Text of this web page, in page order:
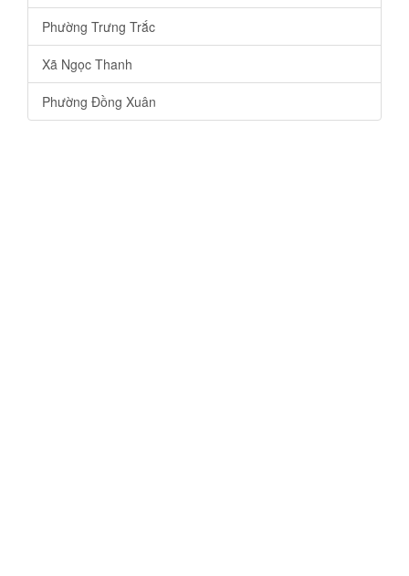
Phường Trưng Trắc
Xã Ngọc Thanh
Phường Đồng Xuân